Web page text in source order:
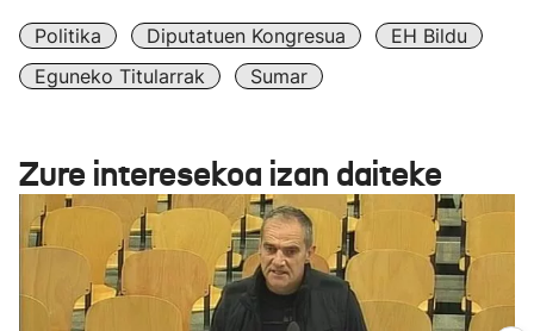
Politika Diputatuen Kongresua
EH Bildu
Eguneko Titularrak
Sumar
Zure interesekoa izan daiteke